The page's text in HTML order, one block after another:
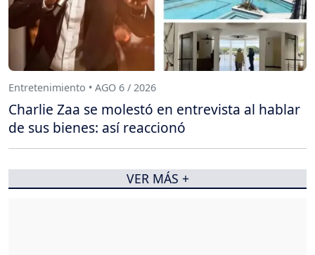
Entretenimiento • AGO 6 / 2026
Charlie Zaa se molestó en entrevista al hablar
de sus bienes: así reaccionó
VER MÁS +